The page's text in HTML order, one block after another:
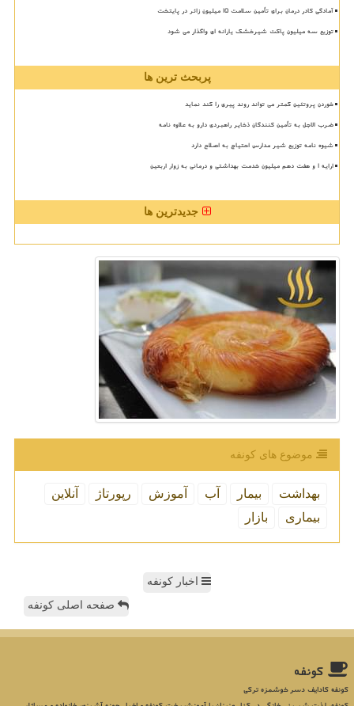
آمادگی کادر درمان برای تأمین سلامت 15 میلیون زائر در پایتخت
توزیع سه میلیون پاکت شیرخشک یارانه ای واگذار می شود
پربحث ترین ها
خوردن پروتئین کمتر می تواند روند پیری را کند نماید
ضرب الاجل به تأمین کنندگان ذخایر راهبردی دارو به علاوه نامه
شیوه نامه توزیع شیر مدارس احتیاج به اصلاح دارد
ارایه ۱ و هفت دهم میلیون خدمت بهداشتی و درمانی به زوار اربعین
جدیدترین ها
موضوع های كونفه
بهداشت بیمار آب آموزش رپورتاژ
آنلاین
بیماری
بازار
اخبار کونفه
صفحه اصلی کونفه
كونفه
کونفه کادایف دسر خوشمزه ترکی